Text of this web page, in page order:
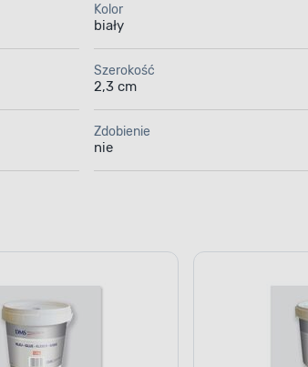
Kolor
biały
Szerokość
2,3 cm
Zdobienie
nie